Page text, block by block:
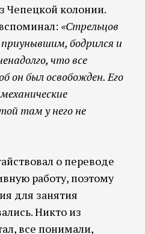
Чепецкой колонии.
«Стрельцов
бодрился и
что все
он был освобожден. Его
там у него не
о переводе
работу, поэтому
для занятия
Никто из
все понимали,